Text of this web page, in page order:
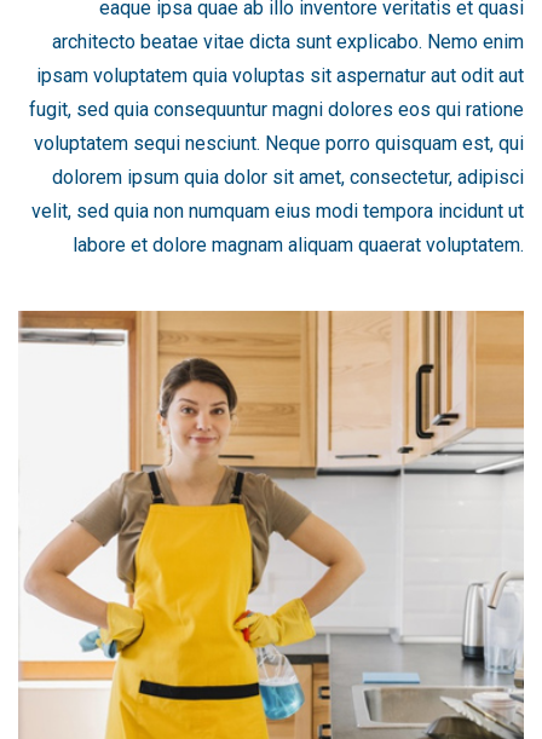
eaque ipsa quae ab illo inventore veritatis et quasi
architecto beatae vitae dicta sunt explicabo. Nemo enim
ipsam voluptatem quia voluptas sit aspernatur aut odit aut
fugit, sed quia consequuntur magni dolores eos qui ratione
voluptatem sequi nesciunt. Neque porro quisquam est, qui
dolorem ipsum quia dolor sit amet, consectetur, adipisci
velit, sed quia non numquam eius modi tempora incidunt ut
labore et dolore magnam aliquam quaerat voluptatem.